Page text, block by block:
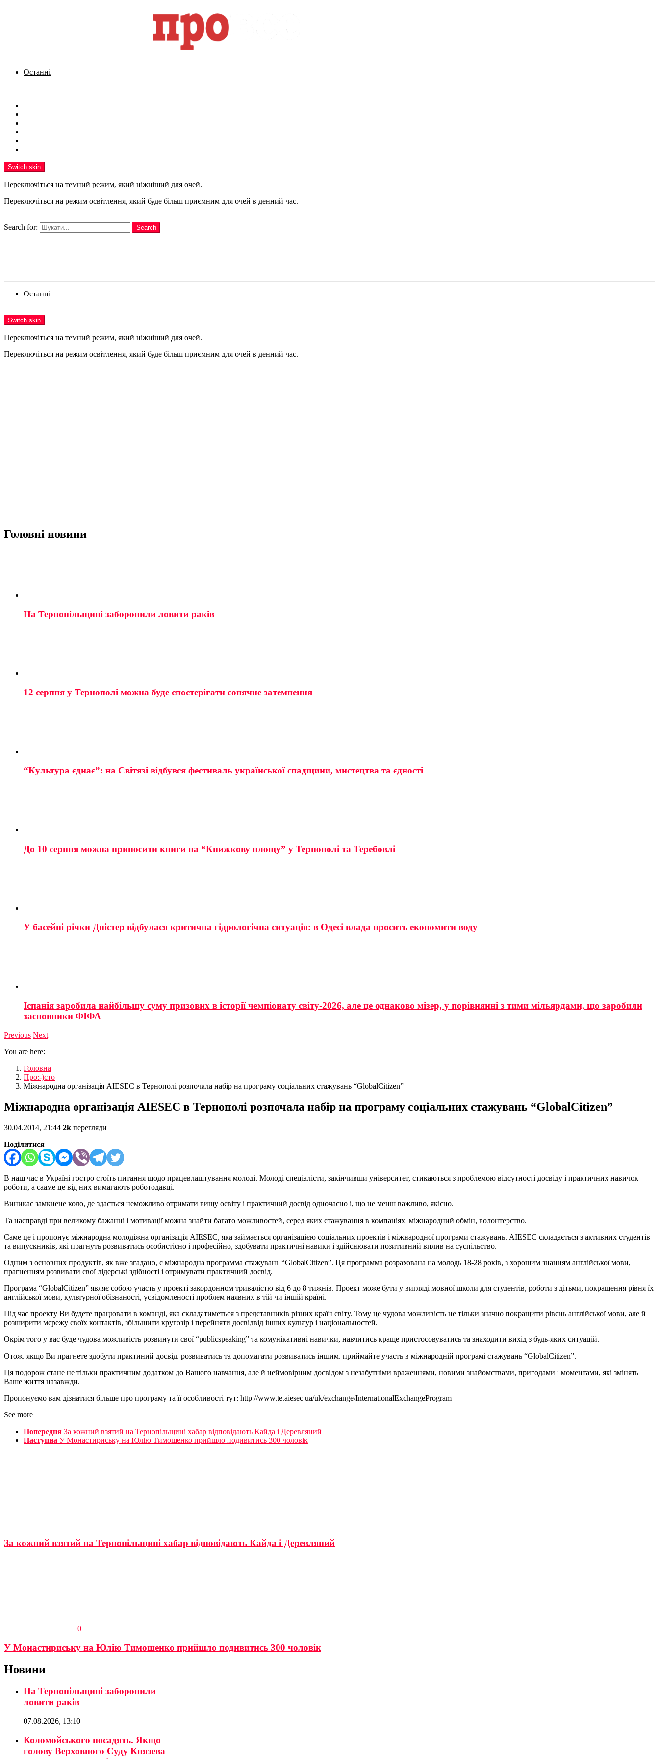
Останні
Switch skin
Переключіться на темний режим, який ніжніший для очей.
Переключіться на режим освітлення, який буде більш приємним для очей в денний час.
Search for:
Search
Останні
Switch skin
Переключіться на темний режим, який ніжніший для очей.
Переключіться на режим освітлення, який буде більш приємним для очей в денний час.
Головні новини
На Тернопільщині заборонили ловити раків
12 серпня у Тернополі можна буде спостерігати сонячне затемнення
“Культура єднає”: на Світязі відбувся фестиваль української спадщини, мистецтва та єдності
До 10 серпня можна приносити книги на “Книжкову площу” у Тернополі та Теребовлі
У басейні річки Дністер відбулася критична гідрологічна ситуація: в Одесі влада просить економити воду
Іспанія заробила найбільшу суму призових в історії чемпіонату світу-2026, але це однаково мізер, у порівнянні з тими мільярдами, що заробили
засновники ФІФА
Previous Next
You are here:
Головна
Про:-)сто
Міжнародна організація AIESEC в Тернополі розпочала набір на програму соціальних стажувань “GlobalCitizen”
Міжнародна організація AIESEC в Тернополі розпочала набір на програму соціальних стажувань “GlobalCitizen”
30.04.2014, 21:44 2k перегляди
Поділитися
В наш час в Україні гостро стоїть питання щодо працевлаштування молоді. Молоді спеціалісти, закінчивши університет, стикаються з проблемою відсутності досвіду і практичних навичок
роботи, а сааме це від них вимагають роботодавці.
Виникає замкнене коло, де здається неможливо отримати вищу освіту і практичний досвід одночасно і, що не менш важливо, якісно.
Та насправді при великому бажанні і мотивації можна знайти багато можливостей, серед яких стажування в компаніях, міжнародний обмін, волонтерство.
Саме це і пропонує міжнародна молодіжна організація AIESEC, яка займається організацією соціальних проектів і міжнародної програми стажувань. AIESEC складається з активних студентів
та випускників, які прагнуть розвиватись особистісно і професійно, здобувати практичні навики і здійснювати позитивний вплив на суспільство.
Одним з основних продуктів, як вже згадано, є міжнародна программа стажувань “GlobalCitizen”. Ця программа розрахована на молодь 18-28 років, з хорошим знанням англійської мови,
прагненням розвивати свої лідерські здібності і отримувати практичний досвід.
Програма “GlobalCitizen” являє собою участь у проекті закордонном тривалістю від 6 до 8 тижнів. Проект може бути у вигляді мовної школи для студентів, роботи з дітьми, покращення рівня їх
англійської мови, культурної обізнаності, усвідомленості проблем наявних в тій чи іншій країні.
Під час проекту Ви будете працювати в команді, яка складатиметься з представників різних країн світу. Тому це чудова можливість не тільки значно покращити рівень англійської мови, але й
розширити мережу своїх контактів, збільшити кругозір і перейняти досвідвід інших культур і національностей.
Окрім того у вас буде чудова можливість розвинути свої “publicspeaking” та комунікативні навички, навчитись краще пристосовуватись та знаходити вихід з будь-яких ситуацій.
Отож, якщо Ви прагнете здобути практиний досвід, розвиватись та допомагати розвиватись іншим, приймайте участь в міжнародній програмі стажувань “GlobalCitizen”.
Ця подорож стане не тільки практичним додатком до Вашого навчання, але й неймовірним досвідом з незабутніми враженнями, новими знайомствами, пригодами і моментами, які змінять
Ваше життя назавжди.
Пропонуємо вам дізнатися більше про програму та її особливості тут: http://www.te.aiesec.ua/uk/exchange/InternationalExchangeProgram
See more
Попередня За кожний взятий на Тернопільщині хабар відповідають Кайда і Деревляний
Наступна У Монастириську на Юлію Тимошенко прийшло подивитись 300 чоловік
За кожний взятий на Тернопільщині хабар відповідають Кайда і Деревляний
0
У Монастириську на Юлію Тимошенко прийшло подивитись 300 чоловік
Новини
На Тернопільщині заборонили
ловити раків
07.08.2026, 13:10
Коломойського посадять. Якщо
голову Верховного Суду Князева